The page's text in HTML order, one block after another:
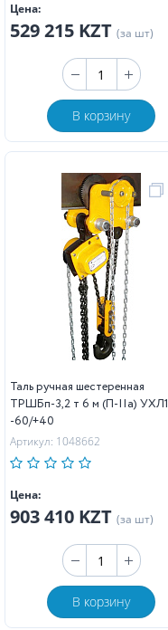
Цена:
529 215 KZT (за шт)
В корзину
Таль ручная шестеренная
ТРШБп-3,2 т 6 м (П-IIa) УХЛ1
-60/+40
Артикул: 1048662
Цена:
903 410 KZT (за шт)
В корзину